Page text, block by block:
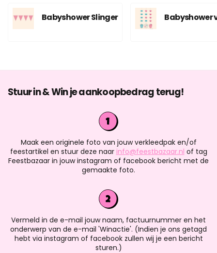
Babyshower Slinger Babyshower
Stuur in & Win je aankoopbedrag terug!
Maak een originele foto van jouw verkleedpak en/of
feestartikel en stuur deze naar info@feestbazaar.nl of tag
Feestbazaar in jouw instagram of facebook bericht met de
gemaakte foto.
Vermeld in de e-mail jouw naam, factuurnummer en het
onderwerp van de e-mail 'Winactie'. (Indien je ons getagd
hebt via instagram of facebook zullen wij je een bericht
sturen.)